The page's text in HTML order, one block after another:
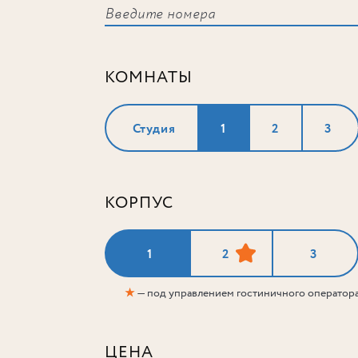
КОМНАТЫ
Студия 1 2 3
КОРПУС
1 2 3
★— под управлением гостиничного
ЦЕНА